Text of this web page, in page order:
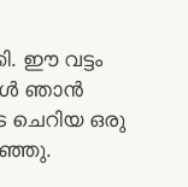
ഈ വട്ടം
ഞാൻ
ചെറിയ ഒരു